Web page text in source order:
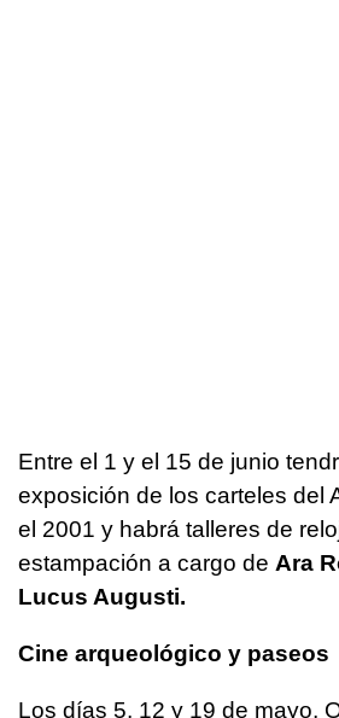
Entre el 1 y el 15 de junio
exposición de los carteles del
el 2001 y habrá talleres de
estampación a cargo de Ara
Lucus Augusti.
Cine arqueológico y paseos
Los días 5, 12 y 19 de mayo,